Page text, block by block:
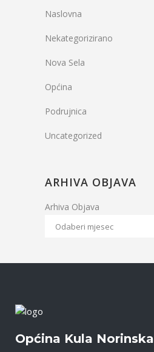
Naslovna
Nekategorizirano
Nova Sela
Općina
Podrujnica
Uncategorized
ARHIVA OBJAVA
Arhiva Objava
Općina Kula Norinska